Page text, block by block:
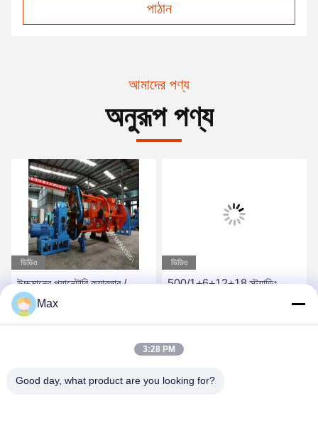
পাঠান
আমাদের পণ্য
অনুরূপ পণ্য
ভিডিও
উচ্চমানের প্ল্যানেটারি ক্যাবলার /
লেয়ারিং মেশিন প্রস্তুতকারক
1400/1+6 পাওয়ার ক্যাবলের জন্য
ভিডিও
500/1+6+12+18 স্ট্র্যান্ডিং
মেশিন প্ল্যানেটারি টাইপ টুইস্টিং স্টিলের
Max
3:28 PM
Good day, what product are you looking for?